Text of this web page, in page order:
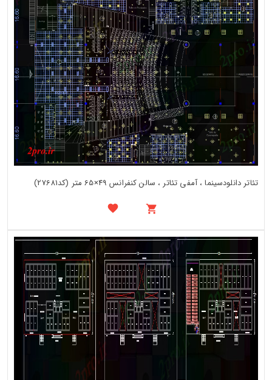
تئاتر دانلودسینما ، آمفی تئاتر ، سالن کنفرانس 49×65 متر (کد27681)